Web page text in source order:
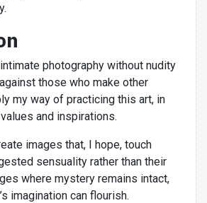
photography without nudity
those who make other
my way of practicing this art, in
and inspirations.
images that, I hope, touch
sensuality rather than their
where mystery remains intact,
imagination can flourish.